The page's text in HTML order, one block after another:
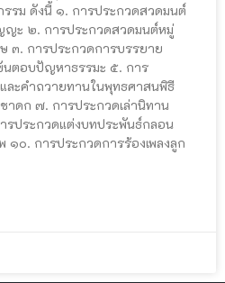
รม ดังนี้ ๑. การประกวดสวดมนต์
ะ ๒. การประกวดสวดมนต์หมู่
๓. การประกวดการบรรยาย
นตอบปัญหาธรรมะ ๕. การ
ละคำถวายทานในพุทธศาสนพิธี
าดก ๗. การประกวดเล่านิทาน
รประกวดแต่งบทประพันธ์กลอน
๑๐. การประกวดการร้องเพลงลูก